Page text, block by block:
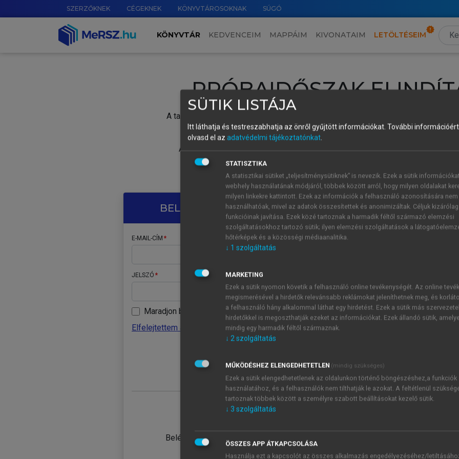
SZERZŐKNEK CÉGEKNEK KÖNYVTÁROSOKNAK SÚGÓ
KÖNYVTÁR KEDVENCEIM MAPPÁIM KIVONATAIM LETÖLTÉSEIM
PRÓBAIDŐSZAK
A tartalom megtekintéséhez lépj be a saját fiókoddal, iskolai azonosítóddal vagy
Új felhasználóként1 óra díjmentes hozzáférésrevagy
A próbaidőszak elindításához,
vagy hozz
A regisztráció után a
BELÉPÉS SAJÁT FIÓKKAL
E-MAIL-CÍM
JELSZÓ
Maradjon belépve
Elfelejtettem a jelszavamat
Belépés intézményi azonosítóval
ÚJ FIÓK
1 óra
JELSZÓ
Kérek értesítést a MeRSZ
Kérek értesítést az
SÜTIK LISTÁJA
Itt láthatja és testreszabhatja az önről gyűjtött információkat. További
olvasd el az adatvédelmi tájékoztatónkat.
STATISZTIKA
A statisztikai sütiket „teljesítménysütiknek” is nevezik. Ezek a sütik
webhely használatának módjáról, többek között arról, hogy milyen oldalakat
milyen linkekre kattintott. Ezek az információk a felhasználó azonosítására nem
használhatóak, mivel az adatok összesítettek és anonimizáltak. Céljuk
funkcióinak javítása. Ezek közé tartoznak a harmadik féltől származó elemzési
szolgáltatásokhoz tartozó sütik; ilyen elemzési szolgáltatások a
hőtérképek és a közösségi médiaanalitika.
↓ 1 szolgáltatás
MARKETING
Ezek a sütik nyomon követik a felhasználó online tevékenységét. Az online
megismerésével a hirdetők relevánsabb reklámokat jeleníthetnek meg, és
a felhasználó hány alkalommal láthat egy hirdetést. Ezek a sütik más
hirdetőkkel is megoszthatják ezeket az információkat. Ezek állandó sütik,
mindig egy harmadik féltől származnak.
↓ 2szolgáltatás
MŰKÖDÉSHEZ ELENGEDHETETLEN (mindig szükséges)
Ezek a sütik elengedhetetlenek az oldalunkon történő böngészéshez,a funkciók
használatához, és a felhasználók nem tilthatják le azokat. A feltétlenül
tartoznak többek között a személyre szabott beállításokat kezelő sütik.
↓ 3 szolgáltatás
ÖSSZES APP ÁTKAPCSOLÁSA
Használja ezt a kapcsolót az összes alkalmazás engedélyezéséhez/